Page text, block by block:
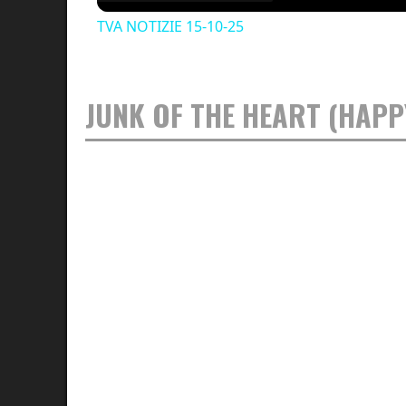
TVA NOTIZIE 15-10-25
JUNK OF THE HEART